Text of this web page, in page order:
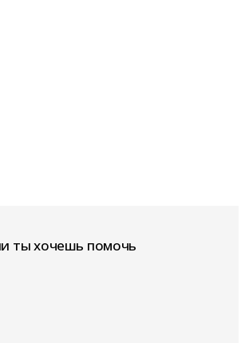
ты хочешь помочь